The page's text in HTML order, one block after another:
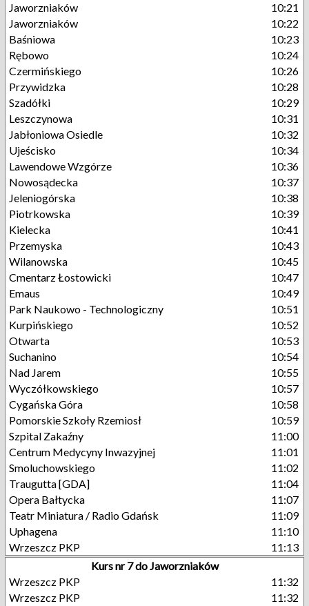
Jaworzniaków
10:21
Jaworzniaków
10:22
Baśniowa
10:23
Rębowo
10:24
Czermińskiego
10:26
Przywidzka
10:28
Szadółki
10:29
Leszczynowa
10:31
Jabłoniowa Osiedle
10:32
Ujeścisko
10:34
Lawendowe Wzgórze
10:36
Nowosądecka
10:37
Jeleniogórska
10:38
Piotrkowska
10:39
Kielecka
10:41
Przemyska
10:43
Wilanowska
10:45
Cmentarz Łostowicki
10:47
Emaus
10:49
Park Naukowo - Technologiczny
10:51
Kurpińskiego
10:52
Otwarta
10:53
Suchanino
10:54
Nad Jarem
10:55
Wyczółkowskiego
10:57
Cygańska Góra
10:58
Pomorskie Szkoły Rzemiosł
10:59
Szpital Zakaźny
11:00
Centrum Medycyny Inwazyjnej
11:01
Smoluchowskiego
11:02
Traugutta [GDA]
11:04
Opera Bałtycka
11:07
Teatr Miniatura / Radio Gdańsk
11:09
Uphagena
11:10
Wrzeszcz PKP
11:13
Kurs nr 7 do Jaworzniaków
Wrzeszcz PKP
11:32
Wrzeszcz PKP
11:32